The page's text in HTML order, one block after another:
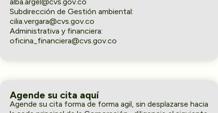
Subdirección de Gestión ambiental:
cilia.vergara@cvs.gov.co
Administrativa y financiera:
oficina_financiera@cvs.gov.co
Agende su cita aquí
Agende su cita forma de forma agil, sin desplazarse hacia